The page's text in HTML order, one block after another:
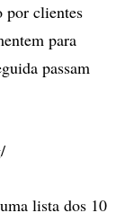
por clientes
para
passam
lista dos 10